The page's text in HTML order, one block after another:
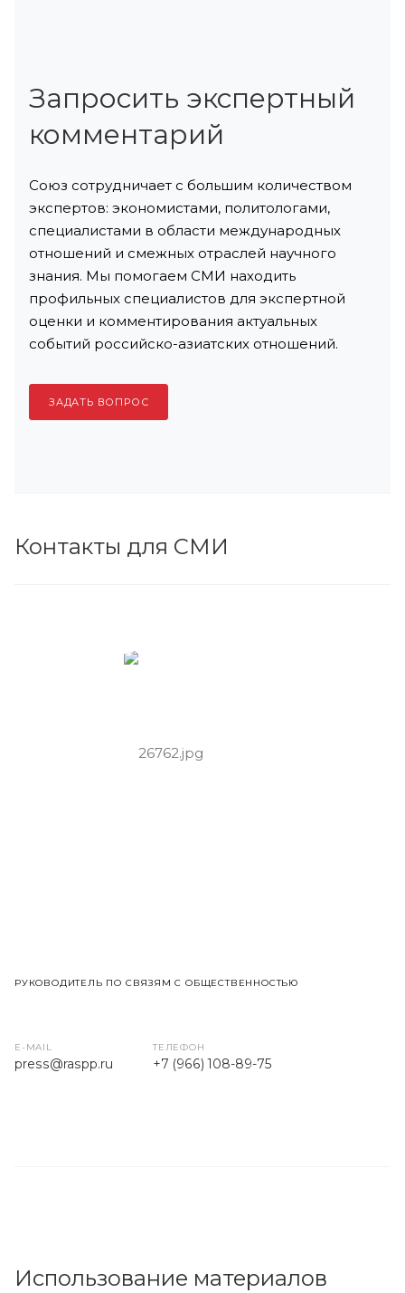
Запросить экспертный
комментарий
Союз сотрудничает с большим количеством
экспертов: экономистами, политологами,
специалистами в области международных
отношений и смежных отраслей научного
знания. Мы помогаем СМИ находить
профильных специалистов для экспертной
оценки и комментирования актуальных
событий российско-азиатских отношений.
ЗАДАТЬ ВОПРОС
Контакты для СМИ
РУКОВОДИТЕЛЬ ПО СВЯЗЯМ С ОБЩЕСТВЕННОСТЬЮ
E-MAIL
press@raspp.ru
ТЕЛЕФОН
+7 (966) 108-89-75
Использование материалов